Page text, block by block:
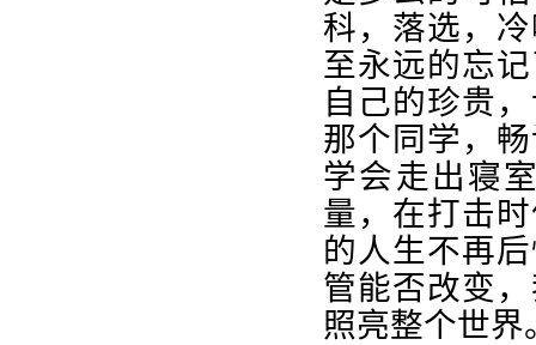
科，落选，
至永远的忘
自己的珍贵
那个同学，
学会走出寝
量，在打击
的人生不再
管能否改变
照亮整个世界